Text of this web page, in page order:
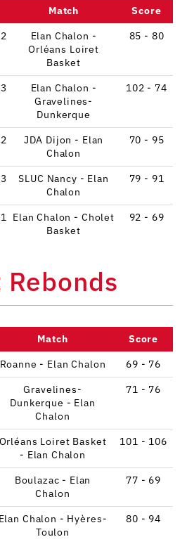
Match
Score
Elan Chalon -
Orléans Loiret
Basket
85 - 80
Elan Chalon -
Gravelines-
Dunkerque
102 - 74
JDA Dijon - Elan
Chalon
70 - 95
SLUC Nancy - Elan
Chalon
79 - 91
Elan Chalon - Cholet
Basket
92 - 69
Rebonds
Match
Score
Roanne - Elan Chalon
69 - 76
Gravelines-
Dunkerque - Elan
Chalon
71 - 76
Orléans Loiret Basket
- Elan Chalon
101 - 106
Boulazac - Elan
Chalon
77 - 69
Elan Chalon - Hyères-
Toulon
80 - 94